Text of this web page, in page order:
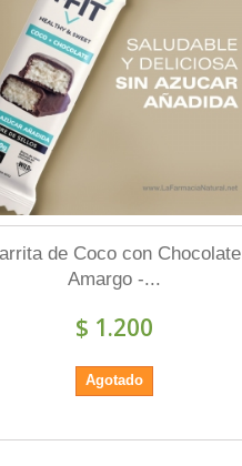
de Coco con Chocolate
Amargo -...
$ 1.200
Agotado